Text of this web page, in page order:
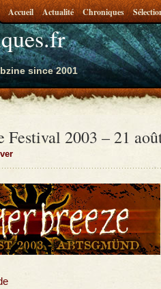
since 2001
Accueil Actualité Chroniques
Festival 2003 – 21